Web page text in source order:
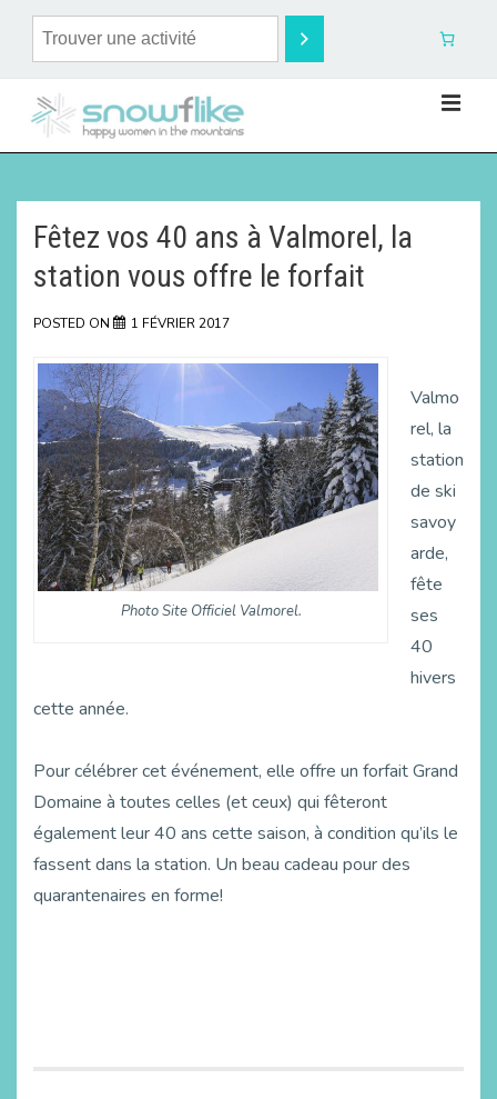
Fêtez vos 40 ans à Valmorel, la
station vous offre le forfait
POSTED ON 1 FÉVRIER 2017
Photo Site Officiel Valmorel.
Valmo
rel, la
station
de ski
savoy
arde,
fête
ses
40
hivers
cette année.
Pour célébrer cet événement, elle offre un forfait Grand
Domaine à toutes celles (et ceux) qui fêteront
également leur 40 ans cette saison, à condition qu’ils le
fassent dans la station. Un beau cadeau pour des
quarantenaires en forme!